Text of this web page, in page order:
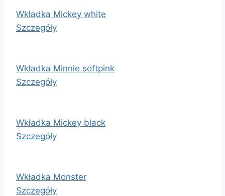
Wkładka Mickey white
Szczegóły
Wkładka Minnie softpink
Szczegóły
Wkładka Mickey black
Szczegóły
Wkładka Monster
Szczegóły